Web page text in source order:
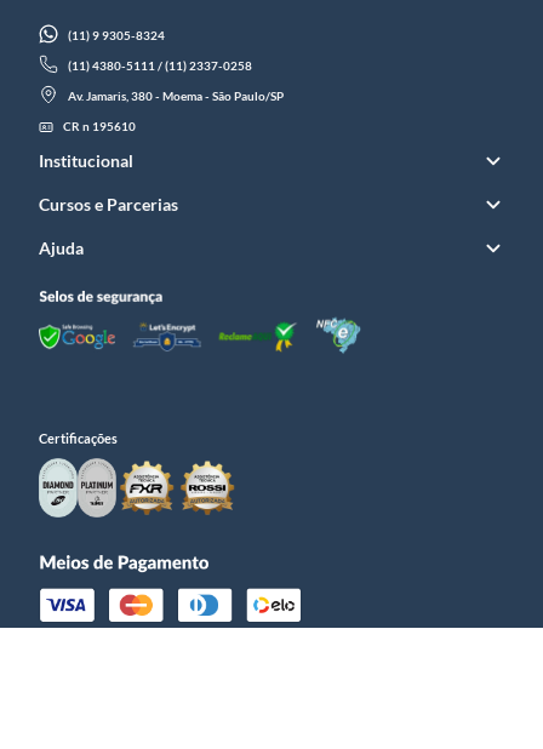
(11) 9 9305-8324
(11) 4380-5111 / (11) 2337-0258
Av. Jamaris, 380 - Moema - São Paulo/SP
CR n 195610
Institucional
Cursos e Parcerias
Ajuda
Certificações